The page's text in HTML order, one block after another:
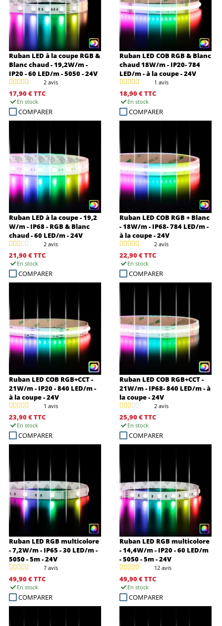
Ruban LED à la coupe RGB &
Blanc chaud - 19,2W/m -
IP20 - 60 LED/m - 5050 - 24V
2 avis
17,90 €TTC
En stock
COMPARER
Ruban LED COB RGB & Blanc
chaud 18W/m - IP20- 784
LED/m - à la coupe - 24V
1 avis
18,90 €TTC
En stock
COMPARER
Ruban LED à la coupe - 19,2
W/m - IP68 - RGB & Blanc
chaud - 60 LED/m - 24V
2 avis
21,90 €TTC
En stock
COMPARER
Ruban LED COB RGB + Blanc
- 18W/m - IP68- 784 LED/m -
à la coupe - 24V
2 avis
22,90 €TTC
En stock
COMPARER
Ruban LED COB RGB+CCT -
21W/m - IP20 - 840 LED/m -
à la coupe - 24V
1 avis
23,90 €TTC
En stock
COMPARER
Ruban LED COB RGB+CCT -
21W/m - IP68- 840 LED/m - à
la coupe - 24V
2 avis
25,90 €TTC
En stock
COMPARER
Ruban LED RGB multicolore
- 7,2W/m - IP65 - 30 LED/m -
5050 - 5m - 24V
7 avis
49,90 €TTC
En stock
COMPARER
Ruban LED RGB multicolore
- 14,4W/m - IP20 - 60 LED/m
- 5050 - 5m - 24V
12 avis
49,90 €TTC
En stock
COMPARER